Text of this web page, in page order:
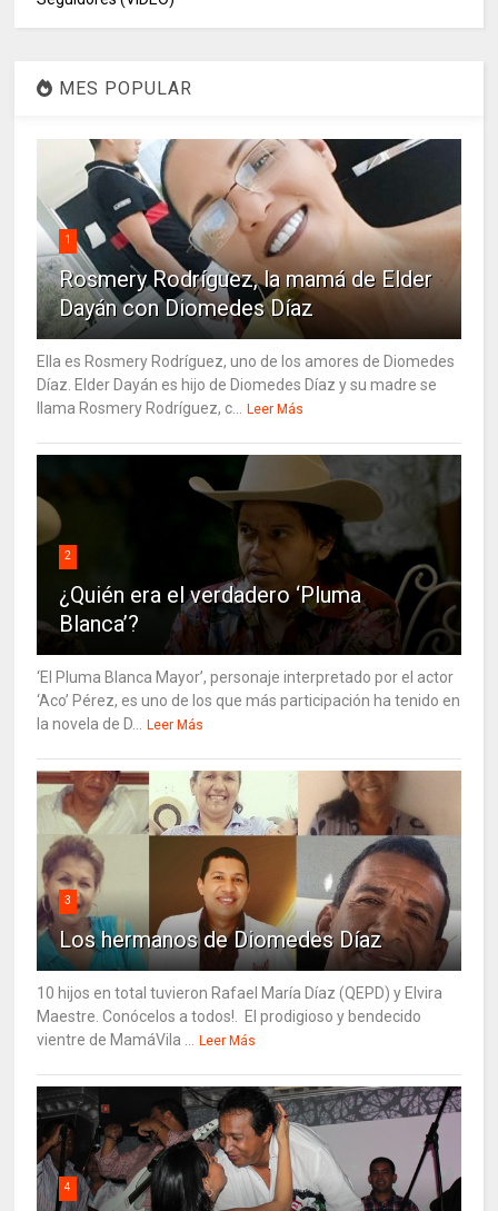
MES POPULAR
1
Rosmery Rodríguez, la mamá de Elder
Dayán con Diomedes Díaz
Ella es Rosmery Rodríguez, uno de los amores de Diomedes
Díaz. Elder Dayán es hijo de Diomedes Díaz y su madre se
llama Rosmery Rodríguez, c...
Leer Más
2
¿Quién era el verdadero ‘Pluma
Blanca’?
‘El Pluma Blanca Mayor’, personaje interpretado por el actor
‘Aco’ Pérez, es uno de los que más participación ha tenido en
la novela de D...
Leer Más
3
Los hermanos de Diomedes Díaz
10 hijos en total tuvieron Rafael María Díaz (QEPD) y Elvira
Maestre. Conócelos a todos!. El prodigioso y bendecido
vientre de MamáVila ...
Leer Más
4